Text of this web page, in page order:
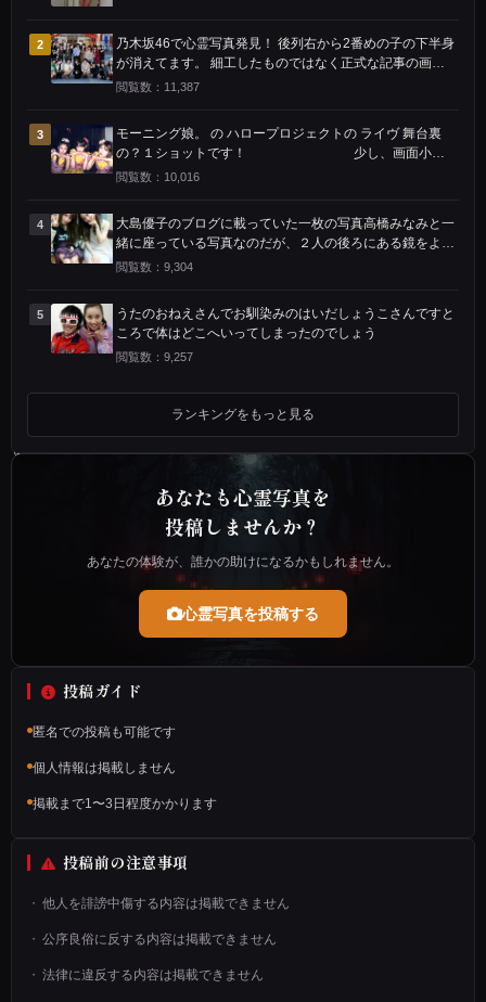
ト
す
ベ
ド
で
び
ね
ャ
ッ
タ
ー
を
切
っ
2
乃木坂46で心霊写真発見！ 後列右から2番めの子の下半身
が消えてます。 細工したものではなく正式な記事の画像
です。
閲覧数：11,387
3
モーニング娘。 の ハロープロジェクトの ライヴ 舞台裏
の？１ショットです！ 少し、画面小さ
く 見辛いかも 知れませんが…恐ろしいモノが 映り込んで
閲覧数：10,016
4
大島優子のブログに載っていた一枚の写真高橋みなみと一
緒に座っている写真なのだが、２人の後ろにある鏡をよ～
く見てほしい大島優子の右手は後ろで椅子についているよ
閲覧数：9,304
5
うたのおねえさんでお馴染みのはいだしょうこさんですと
ころで体はどこへいってしまったのでしょう
閲覧数：9,257
ランキングをもっと見る
あなたも心霊写真を
投稿しませんか？
あなたの体験が、誰かの助けになるかもしれません。
心霊写真を投稿する
投稿ガイド
匿名での投稿も可能です
個人情報は掲載しません
掲載まで1〜3日程度かかります
投稿前の注意事項
他人を誹謗中傷する内容は掲載できません
公序良俗に反する内容は掲載できません
法律に違反する内容は掲載できません